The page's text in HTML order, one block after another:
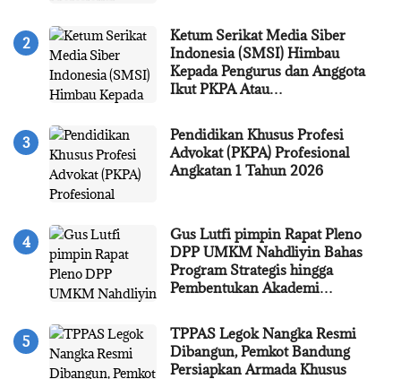
Ketum Serikat Media Siber
Indonesia (SMSI) Himbau
Kepada Pengurus dan Anggota
Ikut PKPA Atau…
Pendidikan Khusus Profesi
Advokat (PKPA) Profesional
Angkatan 1 Tahun 2026
Gus Lutfi pimpin Rapat Pleno
DPP UMKM Nahdliyin Bahas
Program Strategis hingga
Pembentukan Akademi…
TPPAS Legok Nangka Resmi
Dibangun, Pemkot Bandung
Persiapkan Armada Khusus